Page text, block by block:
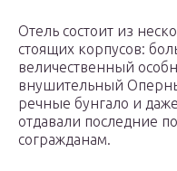
Отель состоит из
стоящих корпусов:
величественный
внушительный
речные бунгало и
отдавали последние
согражданам.